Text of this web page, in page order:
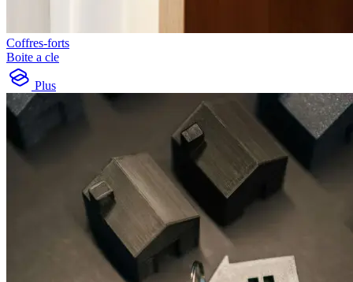
Coffres-forts
Boite a cle
Plus